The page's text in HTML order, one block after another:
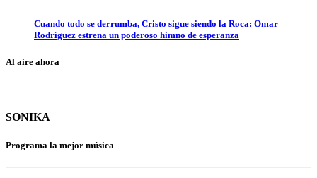
Cuando todo se derrumba, Cristo sigue siendo la Roca: Omar
Rodríguez estrena un poderoso himno de esperanza
Al aire ahora
SONIKA
Programa la mejor música